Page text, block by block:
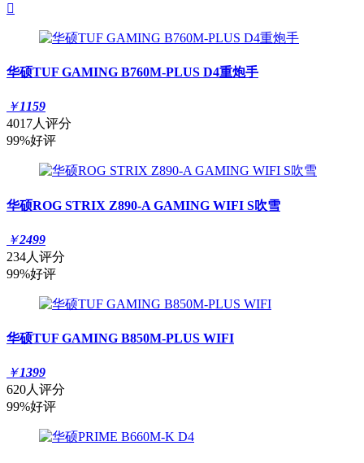

华硕TUF GAMING B760M-PLUS D4重炮手
￥1159
4017人评分
99%好评
华硕ROG STRIX Z890-A GAMING WIFI S吹雪
￥2499
234人评分
99%好评
华硕TUF GAMING B850M-PLUS WIFI
￥1399
620人评分
99%好评